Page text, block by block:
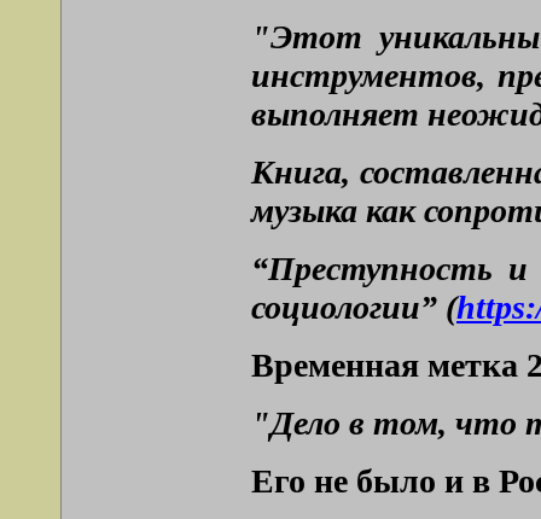
"Этот
инструментов,
выполняет
Книга,
музыка как
“Преступность и
социологии” (
Временная метка
"Дело в том, что
Его не было и в